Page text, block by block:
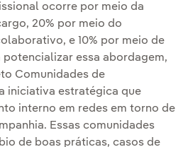
ocorre por meio da
20% por meio do
e 10% por meio de
essa abordagem,
Comunidades de
iniciativa estratégica que
interno em redes em torno de
Essas comunidades
de boas práticas, casos de